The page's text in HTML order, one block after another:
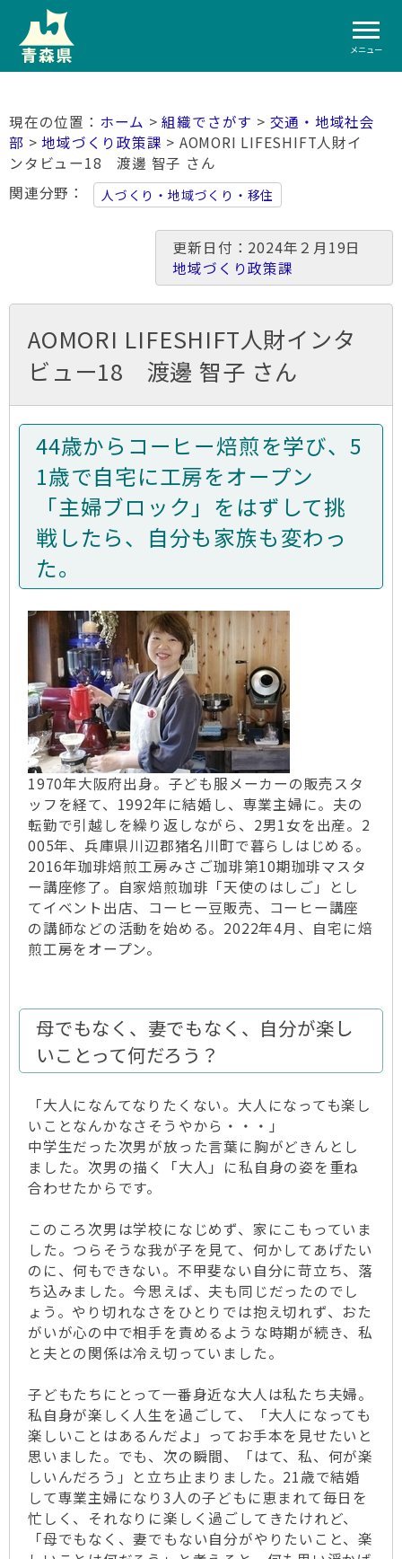
メニュー
ホーム >組織でさがす > 交通・地域社会
部 >地域づくり政策課 > AOMORI LIFESHIFT人財イ
ンタビュー18 渡邊 智子 さん
関連分野
人づくり・地域づくり・移住
更新日付：2024年２月19日
地域づくり政策課
AOMORI LIFESHIFT人財インタ
ビュー18 渡邊 智子 さん
44歳からコーヒー焙煎を学び、5
1歳で自宅に工房をオープン
「主婦ブロック」をはずして挑
戦したら、自分も家族も変わっ
た。
1970年大阪府出身。子ども服メーカーの販売スタ
ッフを経て、1992年に結婚し、専業主婦に。夫の
転勤で引越しを繰り返しながら、2男1女を出産。2
005年、兵庫県川辺郡猪名川町で暮らしはじめる。
2016年珈琲焙煎工房みさご珈琲第10期珈琲マスタ
ー講座修了。自家焙煎珈琲「天使のはしご」とし
てイベント出店、コーヒー豆販売、コーヒー講座
の講師などの活動を始める。2022年4月、自宅に焙
煎工房をオープン。
母でもなく、妻でもなく、自分が楽し
いことって何だろう？
「大人になんてなりたくない。大人になっても楽し
いことなんかなさそうやから・・・」
中学生だった次男が放った言葉に胸がどきんとし
ました。次男の描く「大人」に私自身の姿を重ね
合わせたからです。
このころ次男は学校になじめず、家にこもっていま
した。つらそうな我が子を見て、何かしてあげたい
のに、何もできない。不甲斐ない自分に苛立ち、落
ち込みました。今思えば、夫も同じだったのでし
ょう。やり切れなさをひとりでは抱え切れず、おた
がいが心の中で相手を責めるような時期が続き、私
と夫との関係は冷え切っていました。
子どもたちにとって一番身近な大人は私たち夫婦。
私自身が楽しく人生を過ごして、「大人になっても
楽しいことはあるんだよ」ってお手本を見せたいと
思いました。でも、次の瞬間、「はて、私、何が楽
しいんだろう」と立ち止まりました。21歳で結婚
して専業主婦になり3人の子どもに恵まれて毎日を
忙しく、それなりに楽しく過ごしてきたけれど、
「母でもなく、妻でもない自分がやりたいこと、楽